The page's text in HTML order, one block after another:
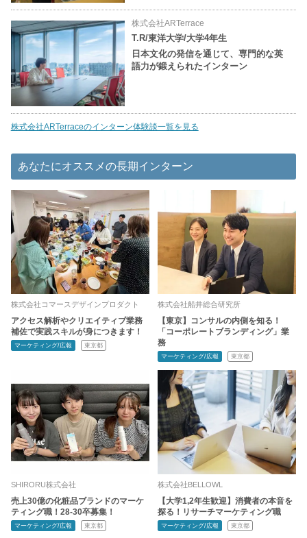
株式会社ARTerrace
T.R/東洋大学/大学4年生
日本文化の発信を通じて、専門的な英
語力が鍛えられたインターン
株式会社ARTerraceのインターン体験談一覧を見る
あなたにオススメの長期インターン
株式会社コマースデザインプロダクト
アクセス解析やクリエイティブ業務
補佐で実践スキルが身につきます！
マーケティング/広報 東京都
株式会社船井総合研究所
【東京】コンサルの内側を知る！
「コーポレートブランディング」業
務
マーケティング/広報 東京都
SHIRORU株式会社
売上30億の化粧品ブランドのマーケ
ティング職！28-30卒募集！
マーケティング/広報 東京都
株式会社BELLOWL
【大学1,2年生歓迎】消費者の本音を
探る！リサーチマーケティング職
マーケティング/広報 東京都